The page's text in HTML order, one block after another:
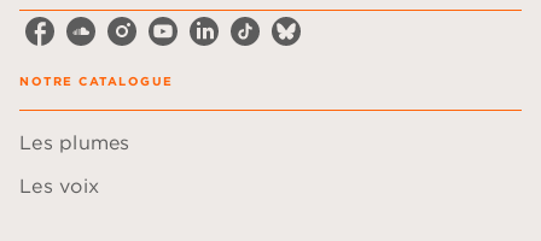
NOTRE CATALOGUE
Les plumes
Les voix